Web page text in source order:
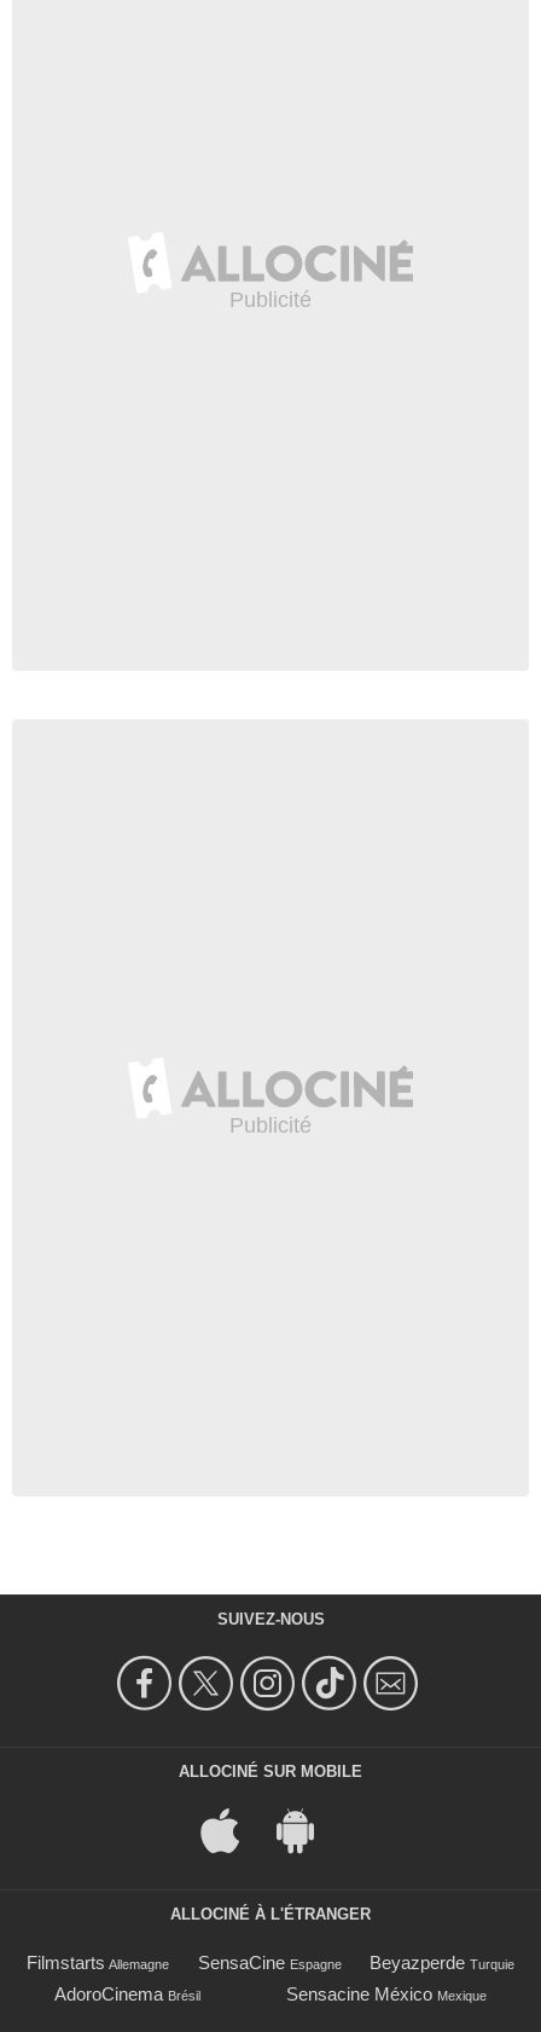
SUIVEZ-NOUS
ALLOCINÉ SUR MOBILE
ALLOCINÉ À L'ÉTRANGER
Filmstarts Allemagne SensaCine Espagne Beyazperde Turquie
AdoroCinema Brésil Sensacine México Mexique